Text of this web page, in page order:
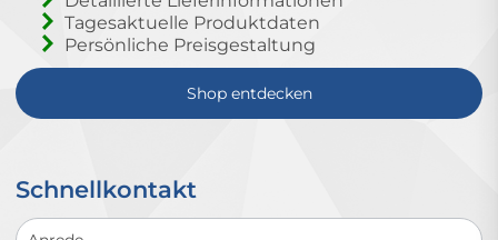
Tagesaktuelle Produktdaten
Persönliche Preisgestaltung
Shop entdecken
Schnellkontakt
Schnellkontakt